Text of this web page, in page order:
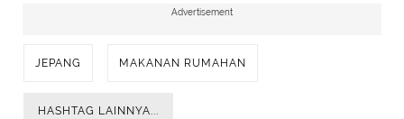
Advertisement
JEPANG MAKANAN RUMAHAN
HASHTAG LAINNYA...